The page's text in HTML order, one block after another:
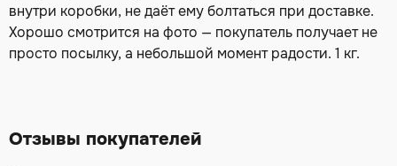
внутри коробки, не даёт ему болтаться при доставке.
Хорошо смотрится на фото — покупатель получает не
просто посылку, а небольшой момент радости. 1 кг.
Отзывы покупателей